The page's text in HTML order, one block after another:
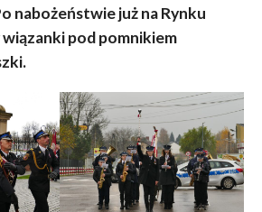
nabożeństwie już na Rynku
wiązanki pod pomnikiem